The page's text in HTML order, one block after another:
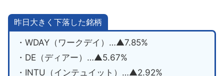
昨日大きく下落した銘柄
・WDAY（ワークデイ）…▲7.85%
・DE（ディアー）…▲5.67%
・INTU（インテュイット）…▲2.92%